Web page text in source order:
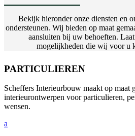
Bekijk hieronder onze diensten en
ondersteunen. Wij bieden op maat
aansluiten bij uw behoeften.
mogelijkheden die wij voor u
PARTICULIEREN
Scheffers Interieurbouw maakt op maat
interieurontwerpen voor particulieren,
wensen.
a